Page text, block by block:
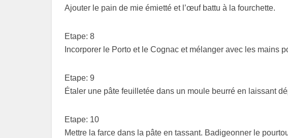
Ajouter le pain de mie émietté et l’œuf battu à la fourchette.
Etape: 8
Incorporer le Porto et le Cognac et mélanger avec les mains
Etape: 9
Étaler une pâte feuilletée dans un moule beurré en laissant
Etape: 10
Mettre la farce dans la pâte en tassant. Badigeonner le